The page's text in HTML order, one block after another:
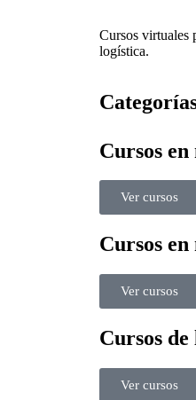
Cursos virtuales
logística.
Cursos
Ver cursos
Cursos
Ver cursos
Cursos
Ver cursos